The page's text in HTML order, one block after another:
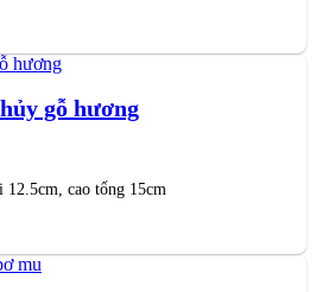
gỗ hương
cao tổng 15cm